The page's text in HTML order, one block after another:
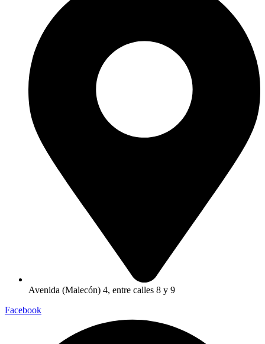
Avenida (Malecón) 4, entre calles 8 y 9
Facebook